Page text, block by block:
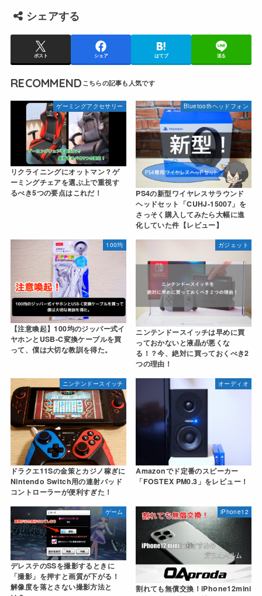
シェアする
ポスト シェア はてブ 送る
RECOMMEND
ゲーミングアクセサリー
リクライニングにオットマン？ゲ
ーミングチェアを選ぶ上で重視す
るべき5つの要点はこれだ！
Bluetoothヘッドフォン
PS4の新型ワイヤレスサラウンド
ヘッドセット「CUHJ-15007」を
さっそく購入してみたら大幅に進
化していた件【レビュー】
100均
【注意喚起】100均のジッパー式イ
ヤホンとUSB-C変換ケーブルを買
って、僕は大切な教訓を得た。
ガジェット
ニンテンドースイッチは早めに買
っておかないと液晶が悪くな
る！？今、絶対に買っておくべき2
つの理由！
ニンテンドースイッチ
ドラクエ11Sの金策とカジノ稼ぎに
Nintendo Switch用の連射パッド
コントローラーが便利すぎた！
オーディオ
Amazonでド定番のスピーカー
「FOSTEX PM0.3」をレビュー！
ゲーム
デレステのSSを撮影するときに
「撮影」を押すと画質が下がる！
解像度を落とさない撮影方法と
iPhone12
割れても無償交換！iPhone12mini